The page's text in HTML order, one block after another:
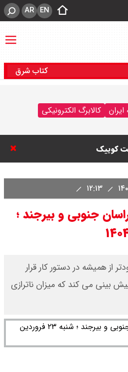
EN
AR
کتاب شرق
کالابرگ الکترونیکی
قیمت خودرو امروز شنبه ۱۷ مرداد
کوییک
جنوبی و بیرجند ؛
از همیشه در دستور کار قرار
بینی می کند که میزان ناترازی